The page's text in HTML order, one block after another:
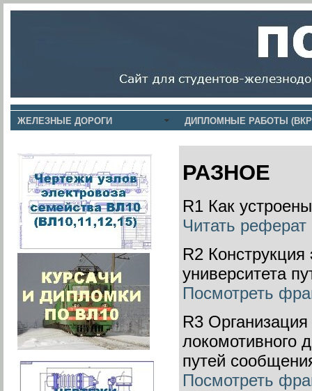
ЖЕЛЕЗНЫЕ ДОРОГИ ДИПЛОМНЫЕ РАБОТЫ
РАЗНОЕ
R1 Как
Читать реферат
R2 Конструкция
университета
Посмотреть
R3
локомотивного
путей
Посмотреть